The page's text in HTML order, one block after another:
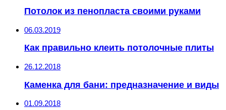
Потолок из пенопласта своими руками
06.03.2019
Как правильно клеить потолочные плиты
26.12.2018
Каменка для бани: предназначение и виды
01.09.2018